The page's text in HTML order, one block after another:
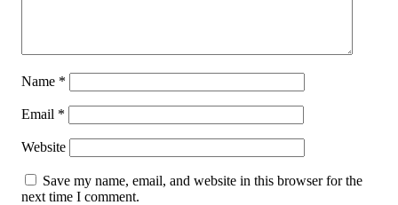
Name *
Email *
Website
Save my name, email, and website in this browser for the
next time I comment.